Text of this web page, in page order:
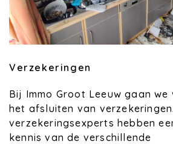
Verzekeringen
Bij Immo Groot Leeuw gaan
het afsluiten van
verzekeringsexperts hebben
kennis van de verschillende